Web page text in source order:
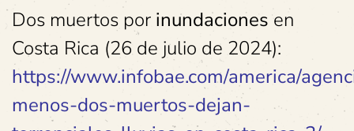
Dos muertos por inundaciones en
Costa Rica (26 de julio de 2024):
https://www.infobae.com/america/
menos-dos-muertos-dejan-